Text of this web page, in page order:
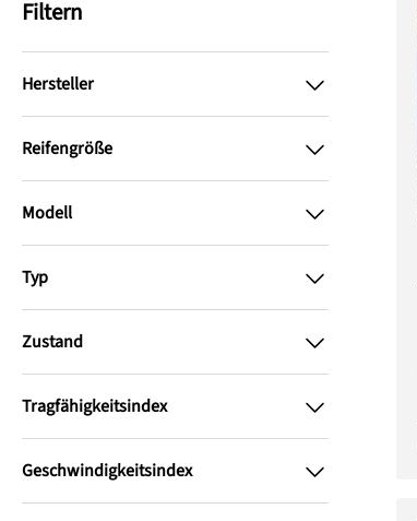
Filtern
Hersteller
Reifengröße
Modell
Typ
Zustand
Tragfähigkeitsindex
Geschwindigkeitsindex